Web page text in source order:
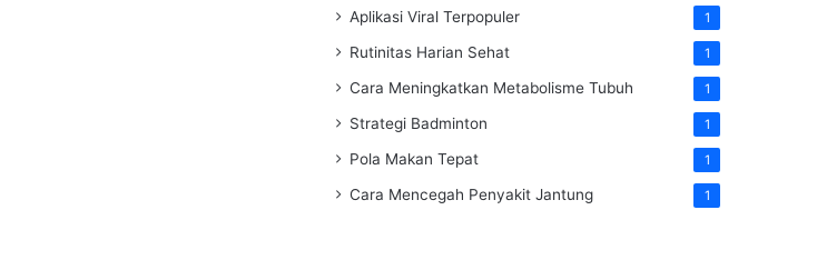
Aplikasi Viral Terpopuler 1
Rutinitas Harian Sehat 1
Cara Meningkatkan Metabolisme Tubuh 1
Strategi Badminton 1
Pola Makan Tepat 1
Cara Mencegah Penyakit Jantung 1